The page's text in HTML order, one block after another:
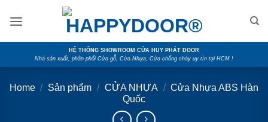
HỆ THỐNG SHOWROOM CỬA HUY PHÁT DOOR
Nhà sản xuất, phân phối Cửa gỗ, Cửa Nhựa, Cửa chống cháy uy tín tại HCM !
Home / Sản phẩm / CỬA NHỰA / Cửa Nhựa ABS Hàn
Quốc